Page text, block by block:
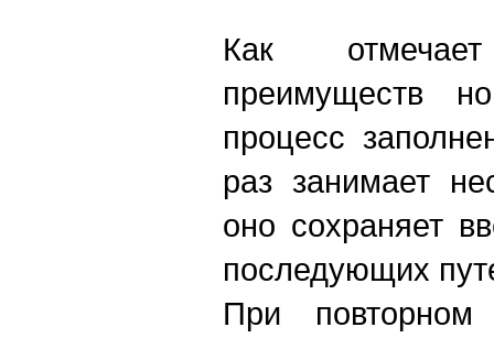
Как
преимуществ
процесс
раз занимает
оно сохраняет
последующих
При